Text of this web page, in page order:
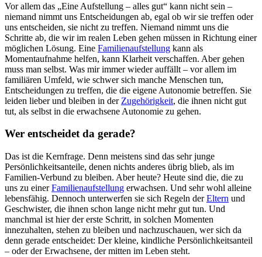
Vor allem das „Eine Aufstellung – alles gut“ kann nicht sein –
niemand nimmt uns Entscheidungen ab, egal ob wir sie treffen oder
uns entscheiden, sie nicht zu treffen. Niemand nimmt uns die
Schritte ab, die wir im realen Leben gehen müssen in Richtung einer
möglichen Lösung. Eine Familienaufstellung kann als
Momentaufnahme helfen, kann Klarheit verschaffen. Aber gehen
muss man selbst. Was mir immer wieder auffällt – vor allem im
familiären Umfeld, wie schwer sich manche Menschen tun,
Entscheidungen zu treffen, die die eigene Autonomie betreffen. Sie
leiden lieber und bleiben in der Zugehörigkeit, die ihnen nicht gut
tut, als selbst in die erwachsene Autonomie zu gehen.
Wer entscheidet da gerade?
Das ist die Kernfrage. Denn meistens sind das sehr junge
Persönlichkeitsanteile, denen nichts anderes übrig blieb, als im
Familien-Verbund zu bleiben. Aber heute? Heute sind die, die zu
uns zu einerFamilienaufstellung erwachsen. Und sehr wohl alleine
lebensfähig. Dennoch unterwerfen sie sich Regeln derEltern und
Geschwister, die ihnen schon lange nicht mehr gut tun. Und
manchmal ist hier der erste Schritt, in solchen Momenten
innezuhalten, stehen zu bleiben und nachzuschauen, wer sich da
denn gerade entscheidet: Der kleine, kindliche Persönlichkeitsanteil
– oder der Erwachsene, der mitten im Leben steht.